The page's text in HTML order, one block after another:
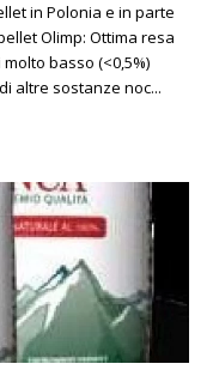
in Polonia e in parte
Olimp: Ottima resa
basso (<0,5%)
altre sostanze noc...